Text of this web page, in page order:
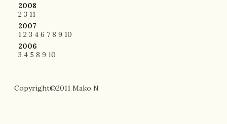
2008
2 3 11
2007
1 2 3 4 6 7 8 9 10
2006
3 4 5 8 9 10
Copyright©2011 Mako N